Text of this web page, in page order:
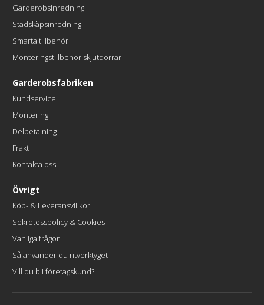
Garderobsinredning
Städskåpsinredning
Smarta tillbehör
Monteringstillbehör skjutdörrar
Garderobsfabriken
Kundservice
Montering
Delbetalning
Frakt
Kontakta oss
Övrigt
Köp- & Leveransvillkor
Sekretesspolicy & Cookies
Vanliga frågor
Så använder du ritverktyget
Vill du bli företagskund?